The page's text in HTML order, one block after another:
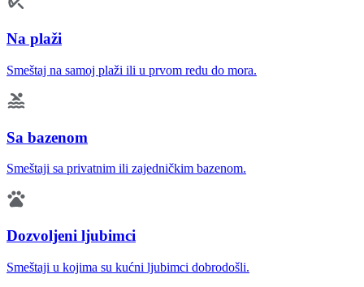
Na plaži
Smeštaj na samoj plaži ili u prvom redu do mora.
Sa bazenom
Smeštaji sa privatnim ili zajedničkim bazenom.
Dozvoljeni ljubimci
Smeštaji u kojima su kućni ljubimci dobrodošli.